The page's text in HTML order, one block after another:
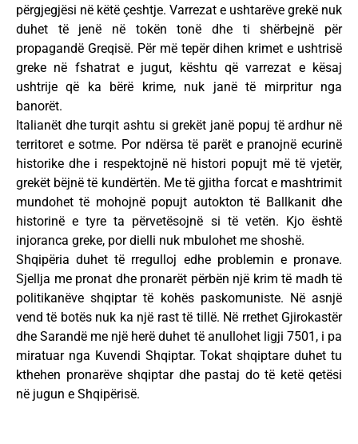
përgjegjësi në këtë çeshtje. Varrezat e ushtarëve grekë nuk
duhet të jenë në tokën tonë dhe ti shërbejnë për
propagandë Greqisë. Për më tepër dihen krimet e ushtrisë
greke në fshatrat e jugut, kështu që varrezat e kësaj
ushtrije që ka bërë krime, nuk janë të mirpritur nga
banorët.
Italianët dhe turqit ashtu si grekët janë popuj të ardhur në
territoret e sotme. Por ndërsa të parët e pranojnë ecurinë
historike dhe i respektojnë në histori popujt më të vjetër,
grekët bëjnë të kundërtën. Me të gjitha forcat e mashtrimit
mundohet të mohojnë popujt autokton të Ballkanit dhe
historinë e tyre ta përvetësojnë si të vetën. Kjo është
injoranca greke, por dielli nuk mbulohet me shoshë.
Shqipëria duhet të rregulloj edhe problemin e pronave.
Sjellja me pronat dhe pronarët përbën një krim të madh të
politikanëve shqiptar të kohës paskomuniste. Në asnjë
vend të botës nuk ka një rast të tillë. Në rrethet Gjirokastër
dhe Sarandë me një herë duhet të anullohet ligji 7501, i pa
miratuar nga Kuvendi Shqiptar. Tokat shqiptare duhet tu
kthehen pronarëve shqiptar dhe pastaj do të ketë qetësi
në jugun e Shqipërisë.